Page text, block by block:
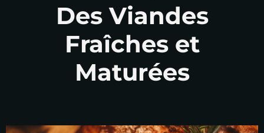
Des Viandes
Fraîches et
Maturées